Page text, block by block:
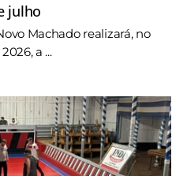
julho
Machado realizará, no
a ...